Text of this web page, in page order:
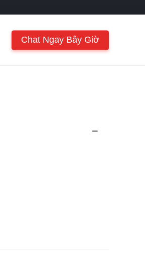
Chat Ngay Bây Giờ